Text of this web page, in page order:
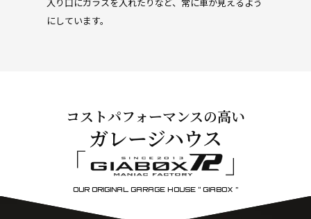
にしています。
コストパフォーマンスの高い
ガレージハウス
OUR ORIGINAL GARAGE HOUSE “ GIABOX ”